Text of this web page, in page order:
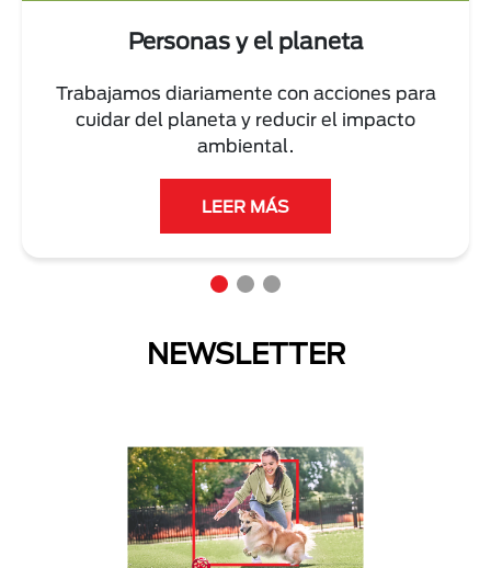
Personas y el planeta
Trabajamos diariamente con acciones para
cuidar del planeta y reducir el impacto
ambiental.
LEER MÁS
NEWSLETTER